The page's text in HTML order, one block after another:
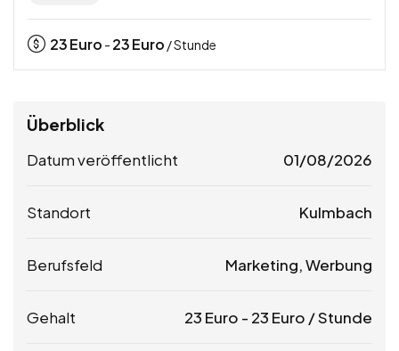
23Euro - 23Euro / Stunde
Überblick
Datum veröffentlicht 01/08/2026
Standort Kulmbach
Berufsfeld Marketing, Werbung
Gehalt 23 Euro - 23 Euro / Stunde